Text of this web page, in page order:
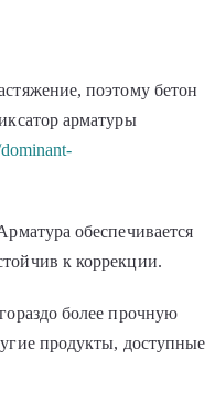
поэтому бетон
арматуры
обеспечивается
к коррекции.
более прочную
продукты, доступные